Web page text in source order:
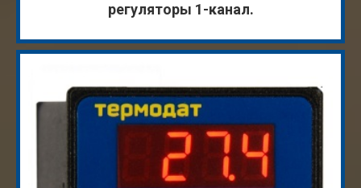
регуляторы 1-канал.